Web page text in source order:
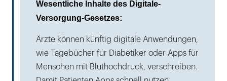
Wesentliche Inhalte des Digitale-
Versorgung-Gesetzes:
Ärzte können künftig digitale Anwendungen,
wie Tagebücher für Diabetiker oder Apps für
Menschen mit Bluthochdruck, verschreiben.